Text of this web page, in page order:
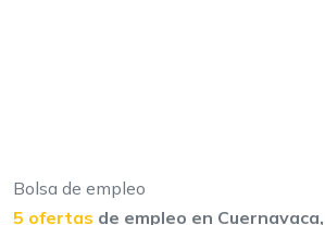
Bolsa de empleo
5 ofertas de empleo en